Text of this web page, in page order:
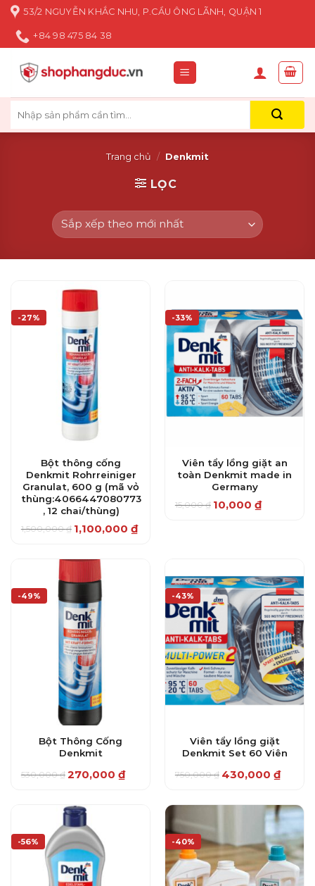
Skip
content
53/2 NGUYỄN KHẮC NHU, P.CẦU ÔNG LÃNH, QUẬN 1
+84 98 475 84 38
kiếm:
Trang chủ / Denkmit
LỌC
-27%
Bột thông cống
Denkmit Rohrreiniger
Granulat, 600 g (mã vỏ
thùng:4066447080773
, 12 chai/thùng)
1,500,000₫
Giá
1,500,000 ₫.
1,100,000₫
Giá
1,100,000 ₫.
-33%
Viên tẩy lồng giặt an
toàn Denkmit made in
Germany
15,000₫
Giá
10,000₫
Giá
-49%
Bột Thông Cống
Denkmit
530,000₫
Giá
530,000 ₫.
270,000₫
Giá
270,000 ₫.
-43%
Viên tẩy lồng giặt
Denkmit Set 60 Viên
750,000₫
Giá
750,000 ₫.
430,000₫
Giá
là:
-56% -40%